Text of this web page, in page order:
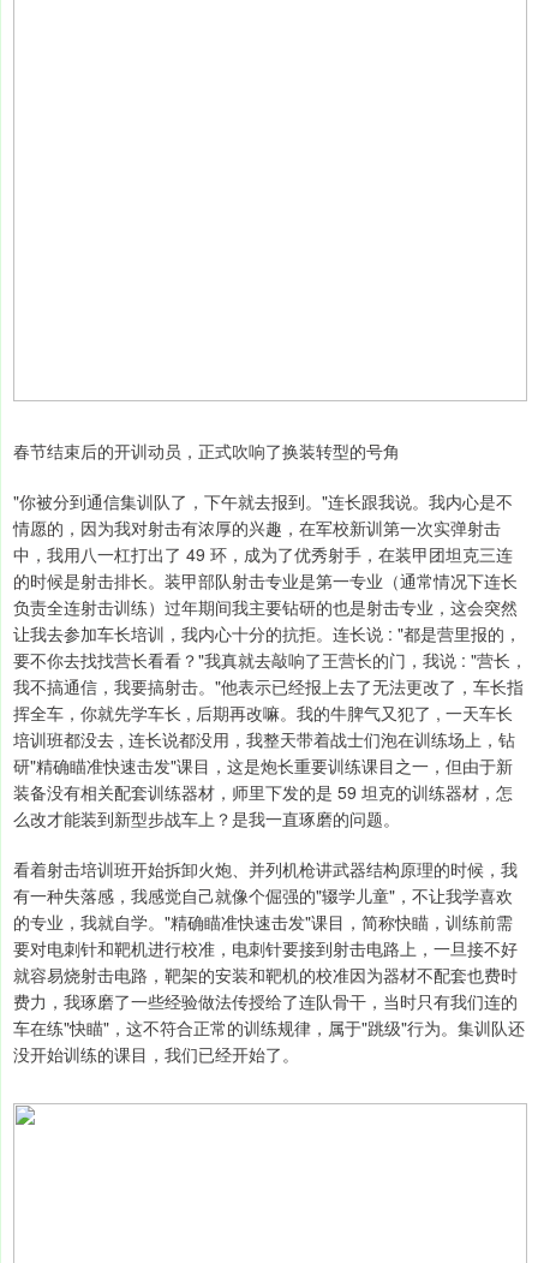
春节结束后的开训动员，正式吹响了换装转型的号角
"你被分到通信集训队了，下午就去报到。"连长跟我说。我内心是不
情愿的，因为我对射击有浓厚的兴趣，在军校新训第一次实弹射击
中，我用八一杠打出了 49 环，成为了优秀射手，在装甲团坦克三连
的时候是射击排长。装甲部队射击专业是第一专业（通常情况下连长
负责全连射击训练）过年期间我主要钻研的也是射击专业，这会突然
让我去参加车长培训，我内心十分的抗拒。连长说 : "都是营里报的，
要不你去找找营长看看？"我真就去敲响了王营长的门，我说 : "营长，
我不搞通信，我要搞射击。"他表示已经报上去了无法更改了，车长指
挥全车，你就先学车长 , 后期再改嘛。我的牛脾气又犯了 , 一天车长
培训班都没去 , 连长说都没用，我整天带着战士们泡在训练场上，钻
研"精确瞄准快速击发"课目，这是炮长重要训练课目之一，但由于新
装备没有相关配套训练器材，师里下发的是 59 坦克的训练器材，怎
么改才能装到新型步战车上？是我一直琢磨的问题。
看着射击培训班开始拆卸火炮、并列机枪讲武器结构原理的时候，我
有一种失落感，我感觉自己就像个倔强的"辍学儿童"，不让我学喜欢
的专业，我就自学。"精确瞄准快速击发"课目，简称快瞄，训练前需
要对电刺针和靶机进行校准，电刺针要接到射击电路上，一旦接不好
就容易烧射击电路，靶架的安装和靶机的校准因为器材不配套也费时
费力，我琢磨了一些经验做法传授给了连队骨干，当时只有我们连的
车在练"快瞄"，这不符合正常的训练规律，属于"跳级"行为。集训队还
没开始训练的课目，我们已经开始了。